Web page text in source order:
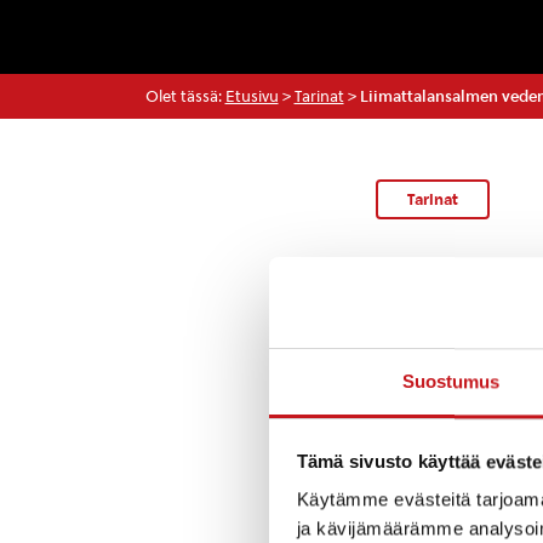
Suostumus
Tämä sivusto käyttää
Käytämme evästeitä
ja kävijämäärämme
Olet tässä: Etusivu > Tarinat> Liimattalansalmen
Tarinat
Mikäli
eikä
myös syytä
kotieläimiä.
oksentelua,